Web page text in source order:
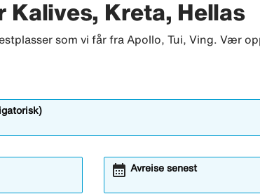
Kalives, Kreta, Hellas
som vi får fra Apollo, Tui, Ving. Vær
Avreise senest
calendar_month